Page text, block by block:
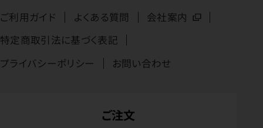
ご利用ガイド よくある質問
会社案内
特定商取引法に基づく表記
プライバシーポリシー
お問い合わせ
ご注文